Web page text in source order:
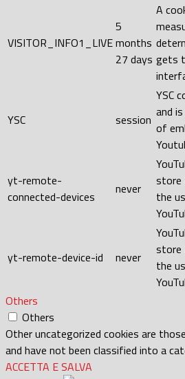
VISITOR_INFO1_LIVE
5
months
27 days
A
gets
YSC session
YSC
and
of
yt-remote-
connected-devices
never
store
the
yt-remote-device-id never
store
the
Others
Others
Other uncategorized cookies are
and have not been classified into a
ACCETTA E SALVA